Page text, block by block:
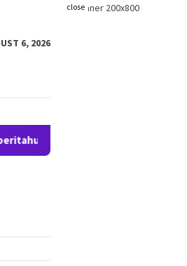
close
6, 2026
kepada pengunjung anda.